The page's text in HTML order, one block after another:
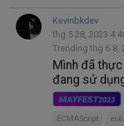
Kevinbkdev
thg 5 28, 2023
Trending thg 6 8,
Mình đã
đang sử
MAYFEST2023
ECMAScript es6